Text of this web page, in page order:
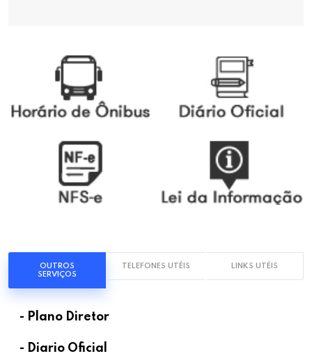
OUTROS
SERVIÇOS
TELEFONES UTÉIS LINKS UTÉIS
- Plano Diretor
- Diario Oficial